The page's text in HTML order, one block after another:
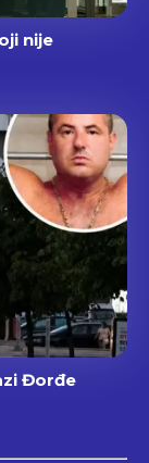
nije
Đorđe